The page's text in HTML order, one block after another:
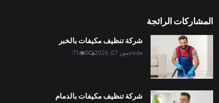
المشاركات الرائجة
شركة تنظيف مكيفات بالخبر
redaتموز 07, 2026 0
71
شركة تنظيف مكيفات بالدمام